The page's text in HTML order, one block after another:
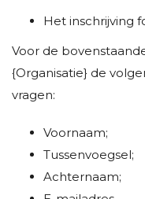
Het inschrijving
Voor de
{Organisatie} de
vragen:
Voornaam;
Tussenvoegsel;
Achternaam;